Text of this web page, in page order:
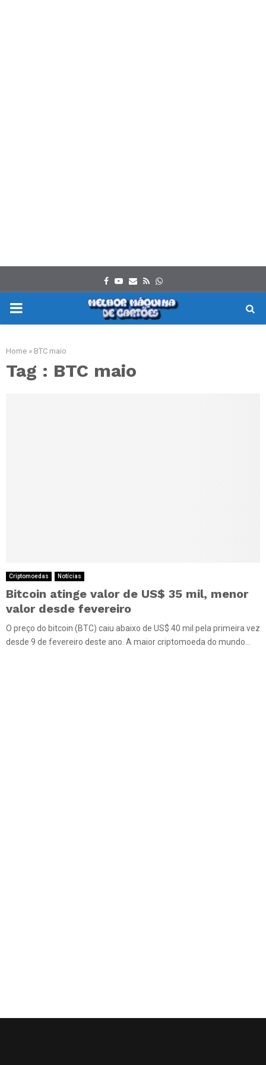
Facebook
Youtube
Email
RssWhatsapp
PRIMARY
Home » BTC maio
Tag : BTC maio
Criptomoedas Notícias
Bitcoin atinge valor de US$ 35 mil, menor
valor desde fevereiro
O preço do bitcoin (BTC) caiu abaixo de US$ 40 mil pela primeira vez
desde 9 de fevereiro deste ano. A maior criptomoeda do mundo...